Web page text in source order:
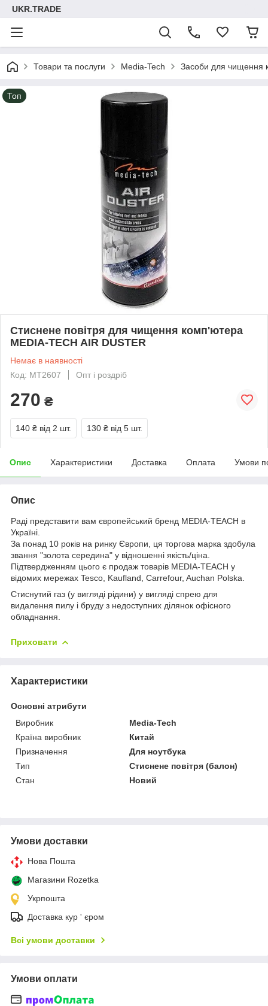
UKR.TRADE
Товари та послуги Media-Tech Засоби для чищення
Топ
Стиснене повітря для чищення комп'ютера
MEDIA-TECH AIR DUSTER
Немає в наявності
Код: MT2607
Опт і роздріб
270 ₴
140 ₴ від 2 шт. 130 ₴ від 5 шт.
Опис Характеристики Доставка Оплата Умови
Опис
Раді представити вам європейський бренд MEDIA-TEACH в
Україні.
За понад 10 років на ринку Європи, ця торгова марка здобула
звання "золота середина" у відношенні якість/ціна.
Підтвердженням цього є продаж товарів MEDIA-TEACH у
відомих мережах Tesco, Kaufland, Carrefour, Auchan Polska.
Стиснутий газ (у вигляді рідини) у вигляді спрею для
видалення пилу і бруду з недоступних ділянок офісного
обладнання.
Приховати
Характеристики
Основні атрибути
Виробник
Media-Tech
Країна виробник
Китай
Призначення
Для ноутбука
Тип
Стиснене повітря (балон)
Стан
Новий
Умови доставки
Нова Пошта
Магазини Rozetka
Укрпошта
Доставка кур ' єром
Всі умови доставки
Умови оплати